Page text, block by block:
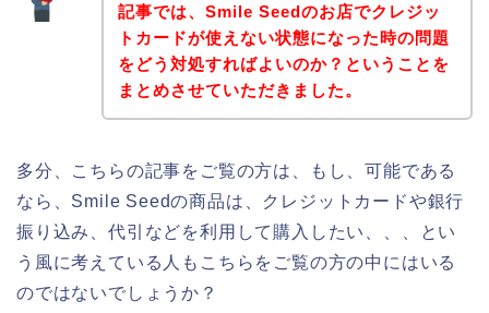
記事では、Smile Seedのお店でクレジッ
トカードが使えない状態になった時の問題
をどう対処すればよいのか？ということを
まとめさせていただきました。
多分、こちらの記事をご覧の方は、もし、可能である
なら、Smile Seedの商品は、クレジットカードや銀行
振り込み、代引などを利用して購入したい、、、とい
う風に考えている人もこちらをご覧の方の中にはいる
のではないでしょうか？